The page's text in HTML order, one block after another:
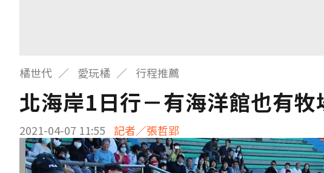
橘世代 愛玩橘 行程推薦
北海岸1日行－有海洋館也有
2021-04-07 11:55 記者／張哲郢